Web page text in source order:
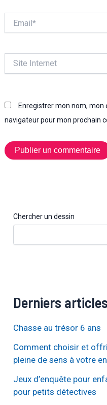
Internet
Enregistrer mon nom, mon
navigateur pour mon prochain
Chercher un dessin
Derniers articles
Chasse au trésor 6 ans
Comment choisir et
pleine de sens à votre
Jeux d’enquête pour
pour petits détectives